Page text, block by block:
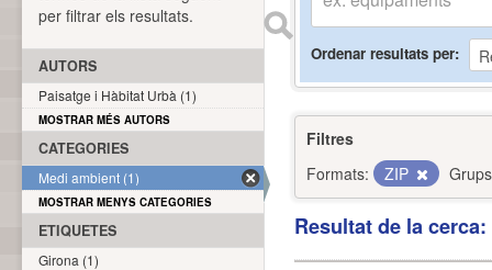
Ordenar resultats per
Filtres
Formats:
ZIP
Resultat de la
per filtrar els resultats.
AUTORS
Paisatge i Hàbitat Urbà (1)
MOSTRAR MÉS AUTORS
CATEGORIES
Medi ambient (1)
MOSTRAR MENYS CATEGORIES
ETIQUETES
Girona (1)